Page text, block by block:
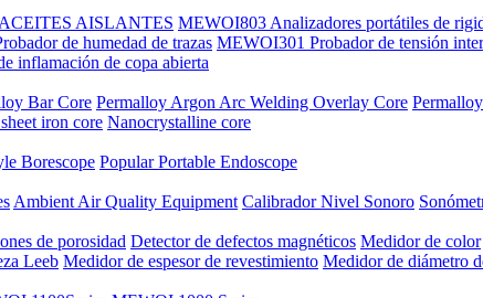
AISLANTES MEWOI803 Analizadores portátiles de
de humedad de trazas MEWOI301 Probador de tensión
inflamación de copa abierta
Bar Core Permalloy Argon Arc Welding Overlay Core
iron core Nanocrystalline core
Borescope Popular Portable Endoscope
Ambient Air Quality Equipment Calibrador Nivel Sonoro
de porosidad Detector de defectos magnéticos Medidor de color
Leeb Medidor de espesor de revestimiento Medidor de diámetro